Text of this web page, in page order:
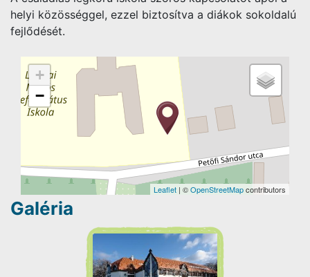
helyi közösséggel, ezzel biztosítva a diákok sokoldalú
fejlődését.
+
−
Leaflet | ©OpenStreetMapcontributors
Galéria